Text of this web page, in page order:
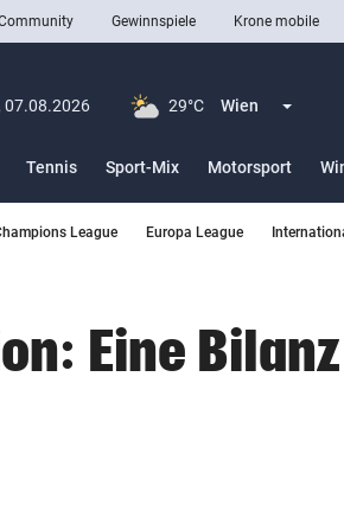
Schließen
Gewinnspiele Krone mobile
aufklappen
07.08.2026 29°C Wien Menü
Tennis Sport-Mix Motorsport
League Europa League
Eine Bilanz